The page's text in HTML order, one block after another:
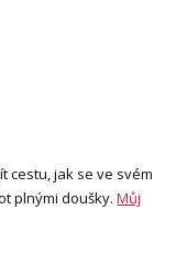
cestu, jak se ve svém
plnými doušky.Můj